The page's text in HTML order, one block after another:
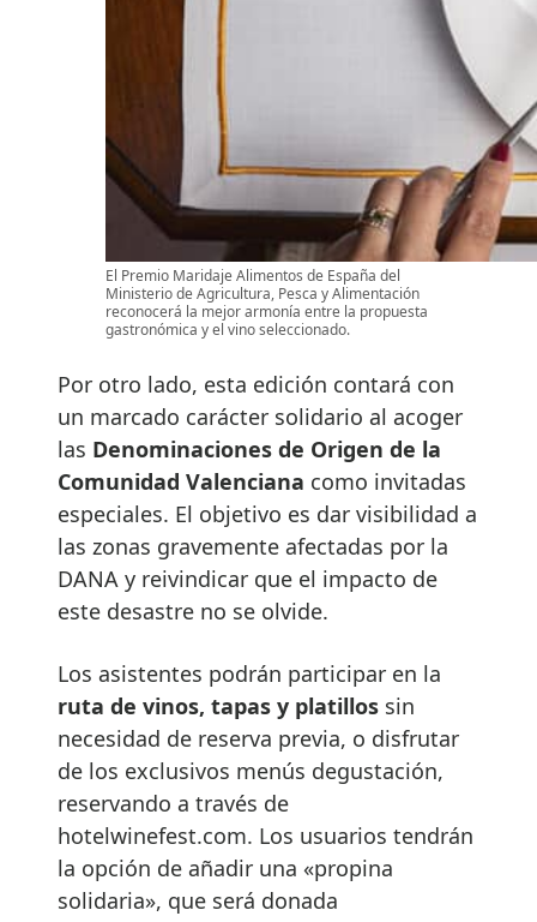
El Premio Maridaje Alimentos de España del
Ministerio de Agricultura, Pesca y Alimentación
reconocerá la mejor armonía entre la propuesta
gastronómica y el vino seleccionado.
Por otro lado, esta edición contará con
un marcado carácter solidario al acoger
las Denominaciones de Origen de la
Comunidad Valenciana como invitadas
especiales. El objetivo es dar visibilidad a
las zonas gravemente afectadas por la
DANA y reivindicar que el impacto de
este desastre no se olvide.
Los asistentes podrán participar en la
ruta de vinos, tapas y platillos sin
necesidad de reserva previa, o disfrutar
de los exclusivos menús degustación,
reservando a través de
hotelwinefest.com. Los usuarios tendrán
la opción de añadir una «propina
solidaria», que será donada